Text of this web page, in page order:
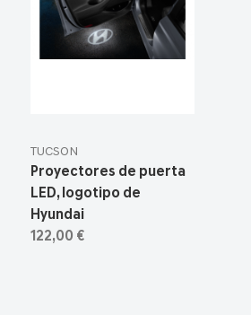
TUCSON
Proyectores de puerta
LED, logotipo de
Hyundai
122,00 €